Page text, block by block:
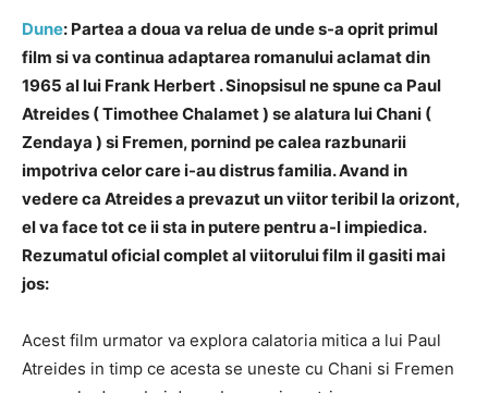
Dune: Partea a doua va relua de unde s-a oprit primul
film si va continua adaptarea romanului aclamat din
1965 al lui Frank Herbert .Sinopsisul ne spune ca Paul
Atreides (Timothee Chalamet) se alatura lui Chani (
Zendaya ) si Fremen, pornind pe calea razbunarii
impotriva celor care i-au distrus familia.Avand in
vedere ca Atreides a prevazut un viitor teribil la orizont,
el va face tot ce ii sta in putere pentru a-l impiedica.
Rezumatul oficial complet al viitorului film il gasiti mai
jos:
Acest film urmator va explora calatoria mitica a lui Paul
Atreides in timp ce acesta se uneste cu Chani si Fremen